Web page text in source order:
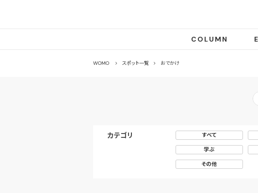
COLUMN
WOMO スポット一覧 おでかけ
カテゴリ すべて
学ぶ
その他